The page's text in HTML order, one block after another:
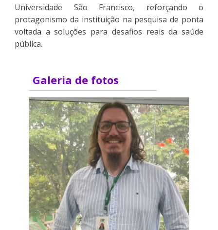
Universidade São Francisco, reforçando o
protagonismo da instituição na pesquisa de ponta
voltada a soluções para desafios reais da saúde
pública.
Galeria de fotos